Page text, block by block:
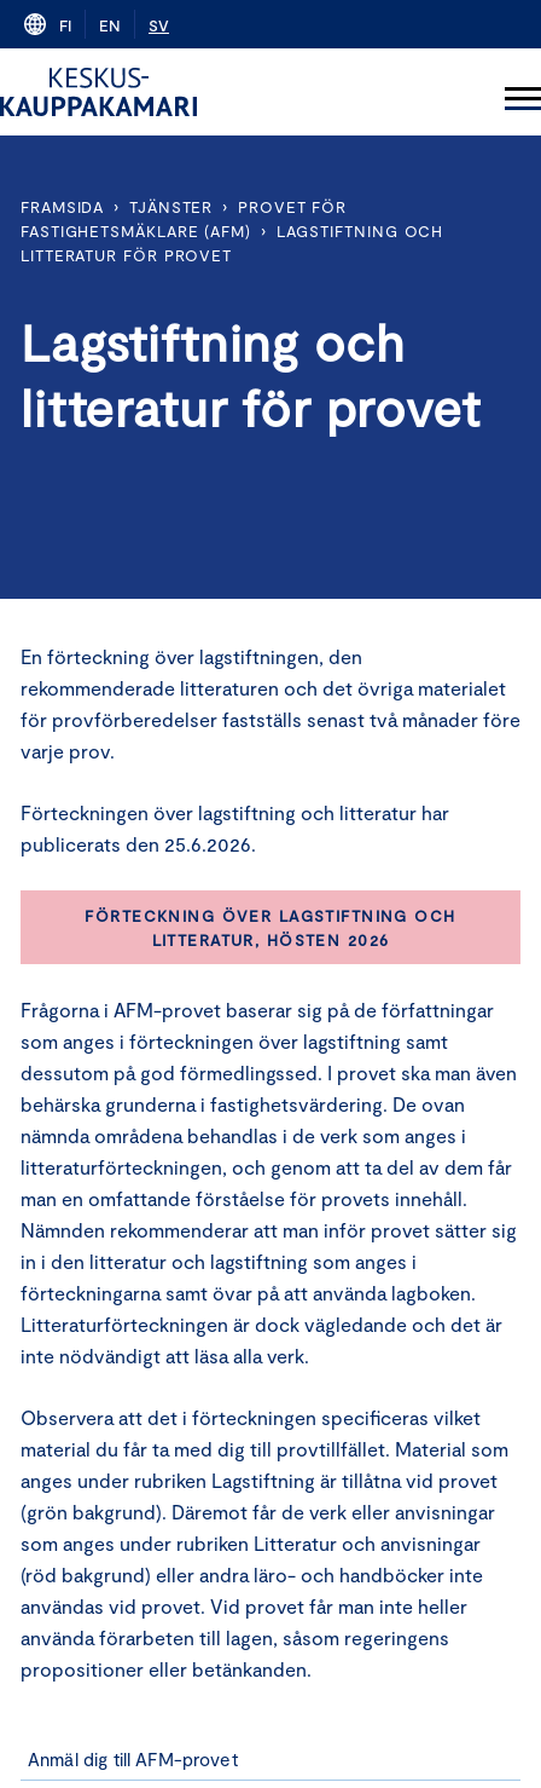
Skip
content
FI EN SV
FRAMSIDA › TJÄNSTER ›
PROVET FÖR
FASTIGHETSMÄKLARE (AFM)
›
LAGSTIFTNING OCH
LITTERATUR FÖR PROVET
Lagstiftning och
litteratur för provet
Anmäl dig till AFM-provet
En förteckning över lagstiftningen, den
rekommenderade litteraturen och det övriga materialet
för provförberedelser fastställs senast två månader före
varje prov.
Förteckningen över lagstiftning och litteratur har
publicerats den 25.6.2026.
FÖRTECKNING ÖVER LAGSTIFTNING OCH
LITTERATUR, HÖSTEN 2026
Frågorna i AFM-provet baserar sig på de författningar
som anges i förteckningen över lagstiftning samt
dessutom på god förmedlingssed. I provet ska man även
behärska grunderna i fastighetsvärdering. De ovan
nämnda områdena behandlas i de verk som anges i
litteraturförteckningen, och genom att ta del av dem får
man en omfattande förståelse för provets innehåll.
Nämnden rekommenderar att man inför provet sätter sig
in i den litteratur och lagstiftning som anges i
förteckningarna samt övar på att använda lagboken.
Litteraturförteckningen är dock vägledande och det är
inte nödvändigt att läsa alla verk.
Observera att det i förteckningen specificeras vilket
material du får ta med dig till provtillfället. Material som
anges under rubriken Lagstiftning är tillåtna vid provet
(grön bakgrund). Däremot får de verk eller anvisningar
som anges under rubriken Litteratur och anvisningar
(röd bakgrund) eller andra läro- och handböcker inte
användas vid provet. Vid provet får man inte heller
använda förarbeten till lagen, såsom regeringens
propositioner eller betänkanden.